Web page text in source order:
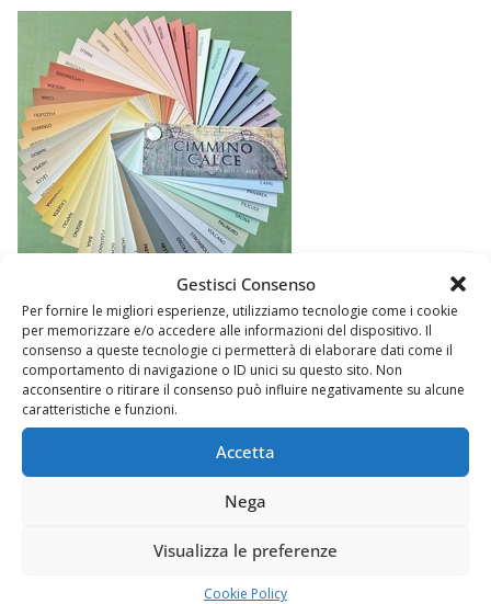
Gestisci Consenso
Per fornire le migliori esperienze, utilizziamo tecnologie come i cookie
per memorizzare e/o accedere alle informazioni del dispositivo. Il
consenso a queste tecnologie ci permetterà di elaborare dati come il
comportamento di navigazione o ID unici su questo sito. Non
acconsentire o ritirare il consenso può influire negativamente su alcune
caratteristiche e funzioni.
Accetta
Nega
Visualizza le preferenze
Cookie Policy